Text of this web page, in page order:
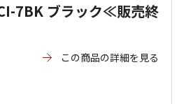
7BK ブラック≪販売終
この商品の詳細を見る